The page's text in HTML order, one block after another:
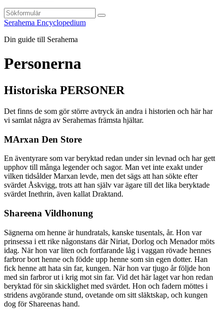
Sök
Serahema Encyclopedium
Din guide till Serahema
Personerna
Historiska PERSONER
Det finns de som gör större avtryck än andra i historien och här har
vi samlat några av Serahemas främsta hjältar.
MArxan Den Store
En äventyrare som var beryktad redan under sin levnad och har gett
upphov till många legender och sagor. Man vet inte exakt under
vilken tidsålder Marxan levde, men det sägs att han sökte efter
svärdet Åskvigg, trots att han själv var ägare till det lika beryktade
svärdet Inethrin, även kallat Draktand.
Shareena Vildhonung
Sägnerna om henne är hundratals, kanske tusentals, år. Hon var
prinsessa i ett rike någonstans där Niriat, Dorlog och Menador möts
idag. När hon var liten och fortfarande låg i vaggan rövade hennes
farbror bort henne och födde upp henne som sin egen dotter. Han
fick henne att hata sin far, kungen. När hon var tjugo år följde hon
med sin farbror ut i krig mot sin far. Vid det här laget var hon redan
beryktad för sin skicklighet med svärdet. Hon och fadern möttes i
stridens avgörande stund, ovetande om sitt släktskap, och kungen
dog för Shareenas hand.